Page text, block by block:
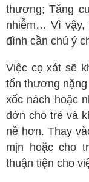
thương; Tăng
nhiễm… Vì vậy,
đình cần chú ý
Việc cọ xát sẽ
tổn thương
xốc nách hoặc
đớn cho trẻ và
nề hơn. Thay
mịn hoặc cho
thuận tiện cho